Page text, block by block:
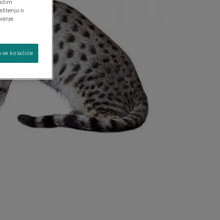
Pronađite svog psa
o
kolačiće